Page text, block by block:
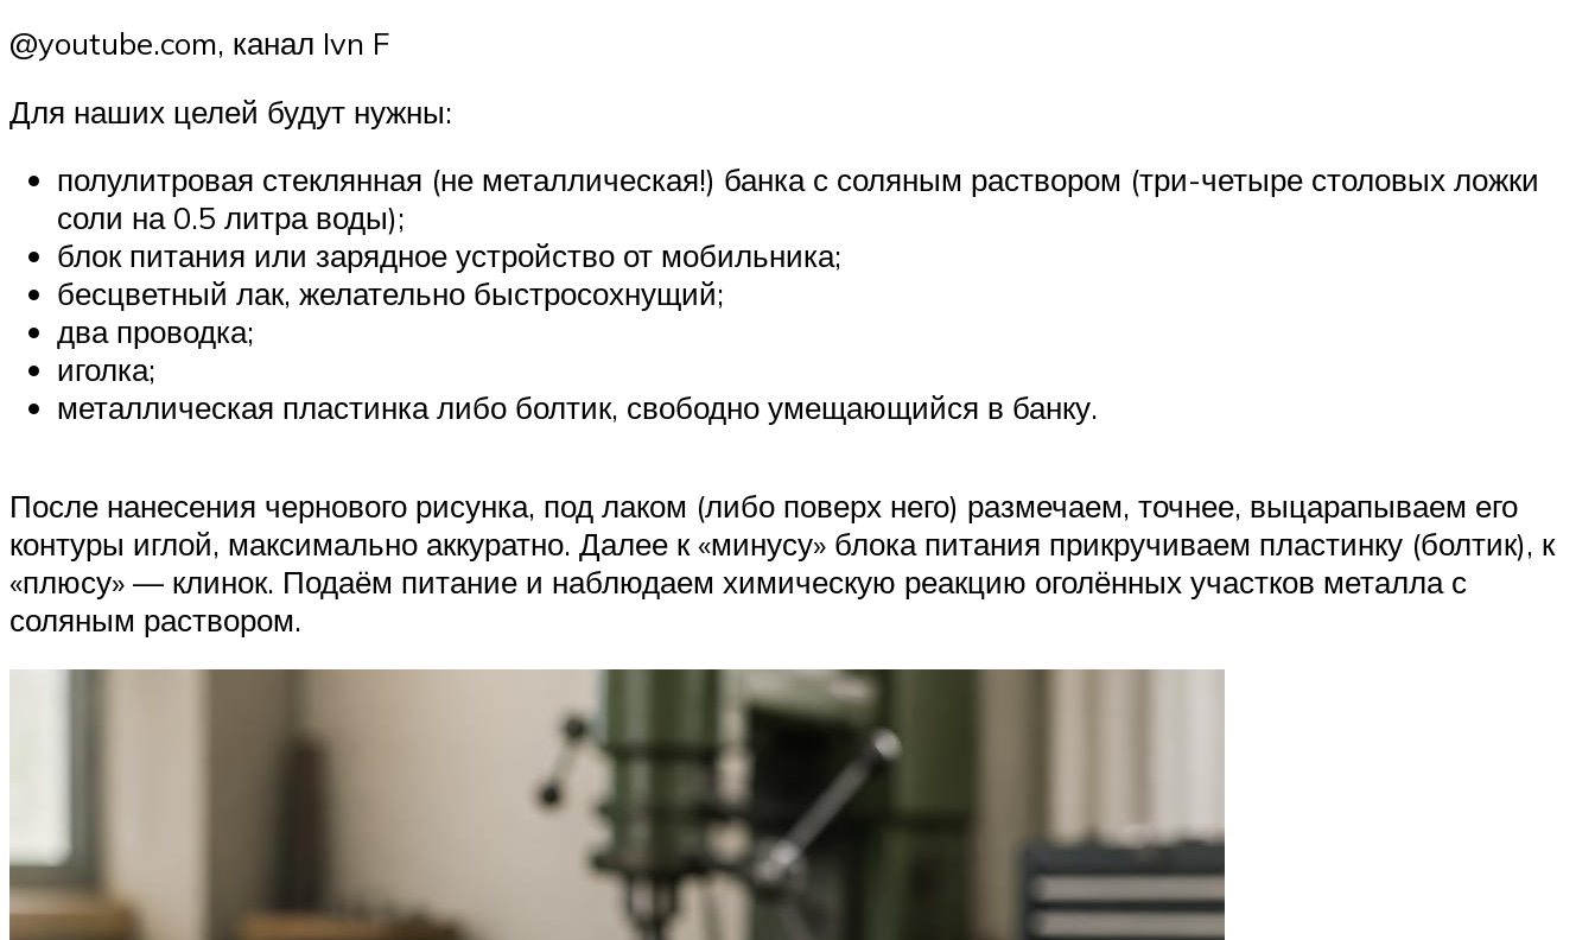
@youtube.com, канал Ivn F
Для наших целей будут нужны:
полулитровая стеклянная (не металлическая!) банка с соляным раствором (три-четыре столовых ложки
соли на 0.5 литра воды);
блок питания или зарядное устройство от мобильника;
бесцветный лак, желательно быстросохнущий;
два проводка;
иголка;
металлическая пластинка либо болтик, свободно умещающийся в банку.
После нанесения чернового рисунка, под лаком (либо поверх него) размечаем, точнее, выцарапываем его
контуры иглой, максимально аккуратно. Далее к «минусу» блока питания прикручиваем пластинку (болтик), к
«плюсу» — клинок. Подаём питание и наблюдаем химическую реакцию оголённых участков металла с
соляным раствором.